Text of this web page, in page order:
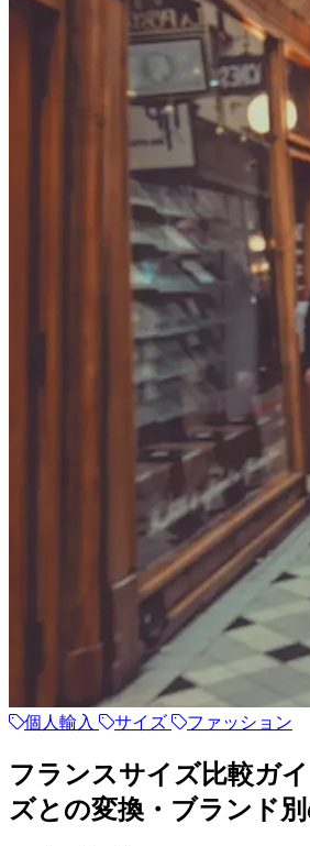
個人輸入 サイズ ファッション
フランスサイズ比較ガ
ズとの変換・ブランド